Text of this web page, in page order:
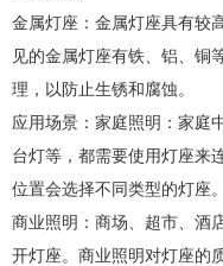
金属灯座：金属灯座具有较
见的金属灯座有铁、铝、铜
理，以防止生锈和腐蚀。
应用场景：家庭照明：家庭
台灯等，都需要使用灯座来
位置会选择不同类型的灯座。
商业照明：商场、超市、酒
开灯座。商业照明对灯座的